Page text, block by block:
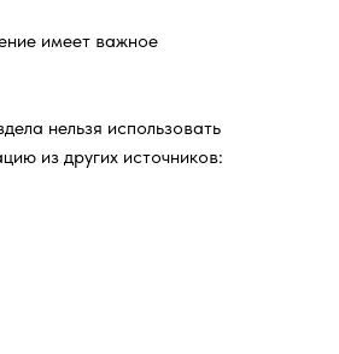
имеет важное
нельзя использовать
из других источников: